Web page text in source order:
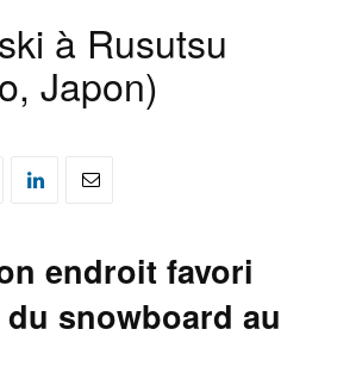
Singapore
à Rusutsu
Japon)
endroit favori
snowboard au